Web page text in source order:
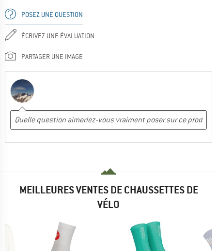
POSEZ UNE QUESTION
ÉCRIVEZ UNE ÉVALUATION
PARTAGER UNE IMAGE
MEILLEURES VENTES DE CHAUSSETTES DE
VÉLO